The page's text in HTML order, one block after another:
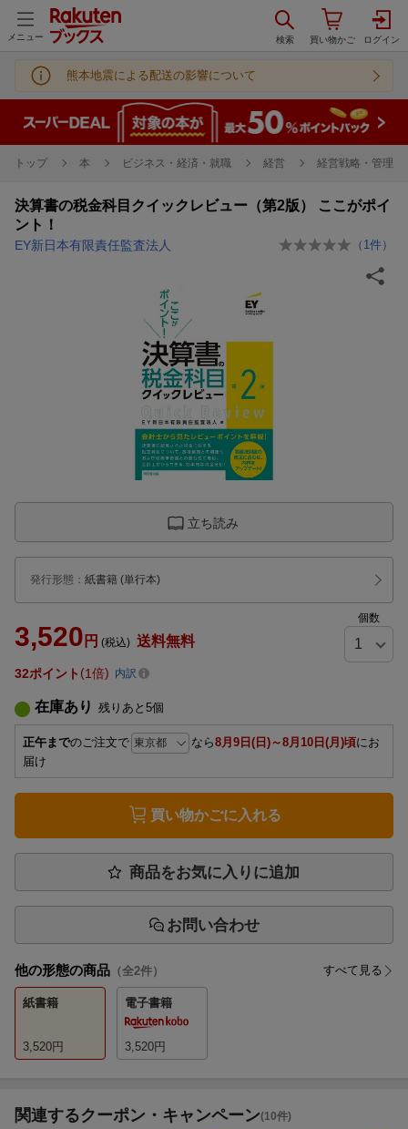
メニュー
熊本地震による配送の影響について
トップ 本 ビジネス・経済・就職 経営 経営戦略・管理
決算書の税金科目クイックレビュー（第2版） ここがポイ
ント！
EY新日本有限責任監査法人 （ 1 件）
立ち読み
発行形態 ： 紙書籍 (単行本)
3,520 円 (税込) 送料無料
個数
32ポイント 1倍 内訳
在庫あり 残りあと 5個
正午までのご注文で なら8月9日(日)～8月10日(月)頃にお
届け
買い物かごに入れる
商品をお気に入りに追加
お問い合わせ
他の形態の商品 （全2件） すべて見る
紙書籍
3,520円
電子書籍
3,520円
関連するクーポン・キャンペーン(10件)